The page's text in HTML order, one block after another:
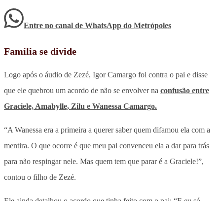
Entre no canal de WhatsApp do Metrópoles
Família se divide
Logo após o áudio de Zezé, Igor Camargo foi contra o pai e disse
que ele quebrou um acordo de não se envolver na confusão entre
Graciele, Amabylle, Zilu e Wanessa Camargo.
“A Wanessa era a primeira a querer saber quem difamou ela com a
mentira. O que ocorre é que meu pai convenceu ela a dar para trás
para não respingar nele. Mas quem tem que parar é a Graciele!”,
contou o filho de Zezé.